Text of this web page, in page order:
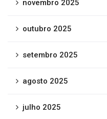
novembro 2025
outubro 2025
setembro 2025
agosto 2025
julho 2025